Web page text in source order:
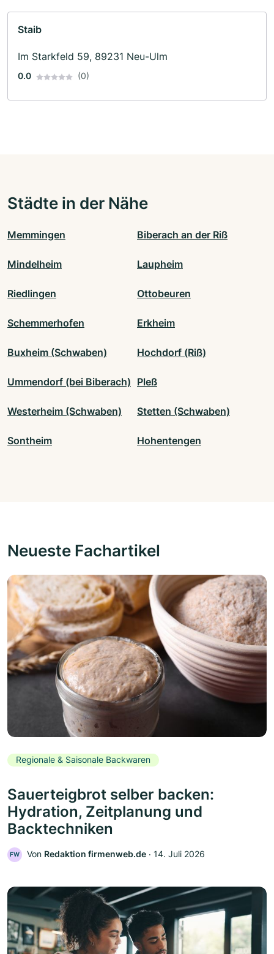
Staib
Im Starkfeld 59, 89231 Neu-Ulm
0.0 (0)
Städte in der Nähe
Memmingen Biberach an der Riß
Mindelheim Laupheim
Riedlingen Ottobeuren
Schemmerhofen Erkheim
Buxheim (Schwaben) Hochdorf (Riß)
Ummendorf (bei Biberach) Pleß
Westerheim (Schwaben) Stetten (Schwaben)
Sontheim Hohentengen
Neueste Fachartikel
Regionale & Saisonale Backwaren
Sauerteigbrot selber backen:
Hydration, Zeitplanung und
Backtechniken
FW Von Redaktion firmenweb.de ‧ 14. Juli 2026